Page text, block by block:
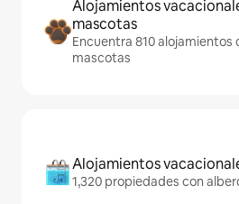
Alojamientos
mascotas
Encuentra 810
mascotas
Alojamientos
1,320 propiedades con